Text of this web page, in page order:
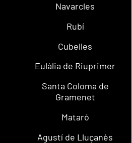
Navarcles
Rubí
Cubelles
Eulàlia de Riuprimer
Santa Coloma de
Gramenet
Mataró
Agustí de Lluçanès